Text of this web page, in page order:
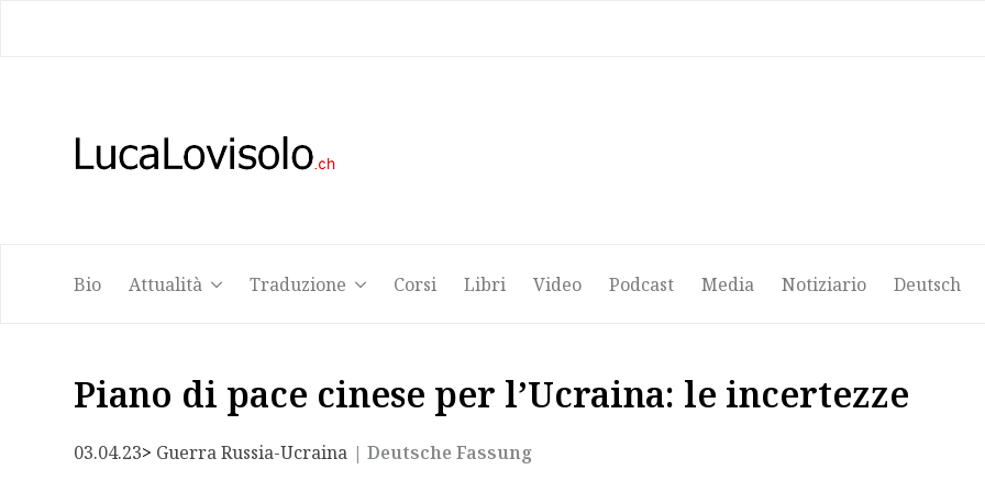
Bio Attualità Traduzione Corsi Libri Video Podcast Media Notiziario Deutsch
Piano di pace cinese per l’Ucraina: le incertezze
03.04.23> Guerra Russia-Ucraina | Deutsche Fassung